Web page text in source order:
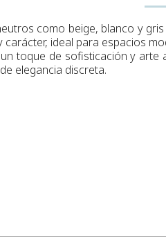
como beige, blanco y
ideal para espacios
toque de sofisticación y
elegancia discreta.